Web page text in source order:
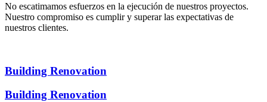
No escatimamos esfuerzos en la ejecución de nuestros proyectos.
Nuestro compromiso es cumplir y superar las expectativas de
nuestros clientes.
Building Renovation
Building Renovation